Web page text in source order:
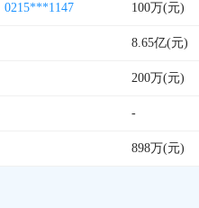
0215***1147 100万(元)
8.65亿(元)
200万(元)
-
898万(元)